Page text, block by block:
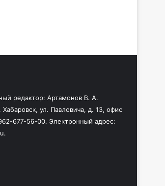
редактор: Артамонов В. А.
ул. Павловича, д. 13, офис
677-56-00. Электронный адрес: